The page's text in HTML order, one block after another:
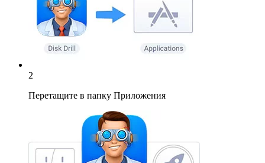
2
Перетащите в папку Приложения